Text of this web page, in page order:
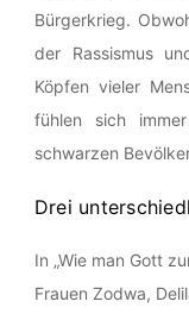
Bürgerkrieg.
der Rassismus
Köpfen vieler
fühlen sich
schwarzen
Drei
In „Wie man Gott
Frauen Zodwa,